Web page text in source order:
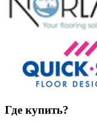
Где купить?